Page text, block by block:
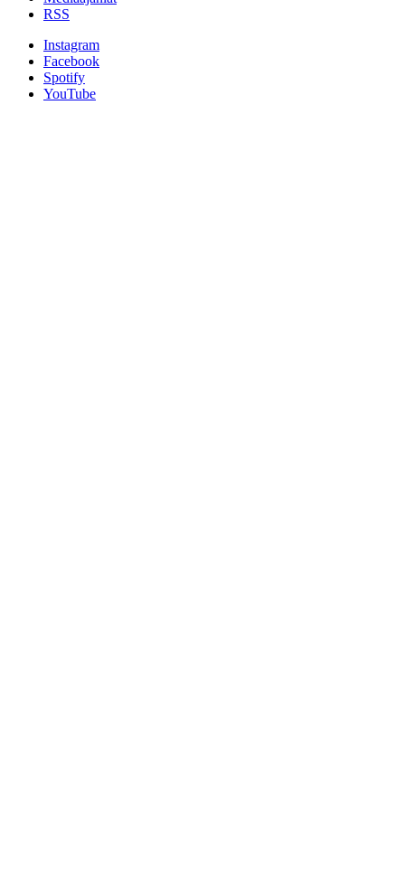
RSS
Instagram
Facebook
Spotify
YouTube